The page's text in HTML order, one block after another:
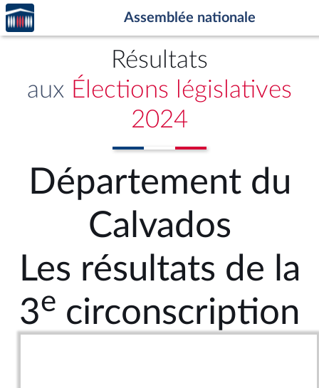
Aller au contenu
Aller en bas de la page
Accèder
à la
page
Assemblée nationale
Résultats
aux Élections législatives
2024
Département du
Calvados
Les résultats de la
3e circonscription